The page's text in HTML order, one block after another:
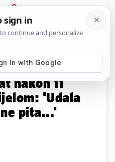
PRIJAVA
Komentari
nakon 11
'Udala
pita...'